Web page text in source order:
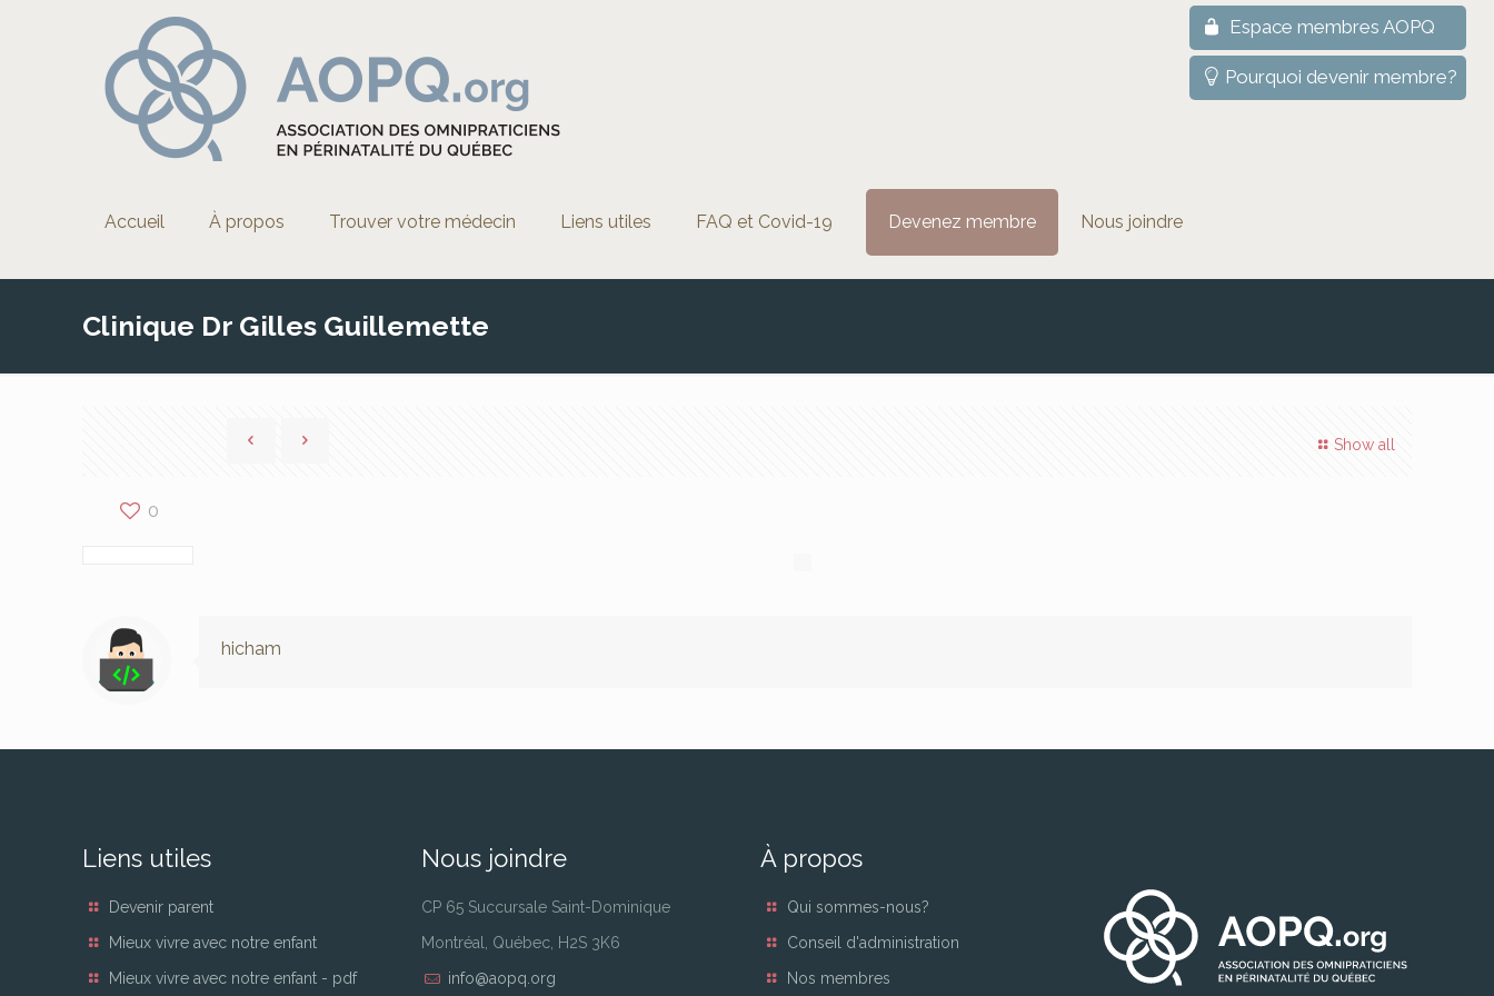
Espace membres AOPQ
Pourquoi devenir membre?
Accueil À propos Trouver votre médecin Liens utiles FAQ et Covid-19 Devenez membre Nous joindre
Clinique Dr Gilles Guillemette
Show all
0
hicham
Liens utiles
Devenir parent
Mieux vivre avec notre enfant
Mieux vivre avec notre enfant - pdf
Nous joindre
CP 65 Succursale Saint-Dominique
Montréal, Québec, H2S 3K6
info@aopq.org
À propos
Qui sommes-nous?
Conseil d'administration
Nos membres